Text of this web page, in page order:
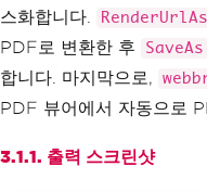
스화합니다.
PDF로 변환한 후
SaveAs
합니다. 마지막으로,
PDF 뷰어에서 자동으로
3.1.1. 출력 스크린샷